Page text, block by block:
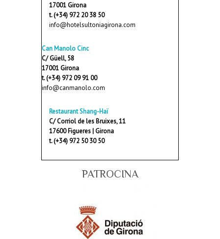
17001 Girona
t. (+34) 972 20 38 50
info@hotelsultoniagirona.com
Can Manolo Cinc
C/ Güell, 58
17001 Girona
t. (+34) 972 09 91 00
info@canmanolo.com
Restaurant Shang-Haï
C/ Corriol de les Bruixes, 11
17600 Figueres | Girona
t. (+34) 972 50 30 50
PATROCINA